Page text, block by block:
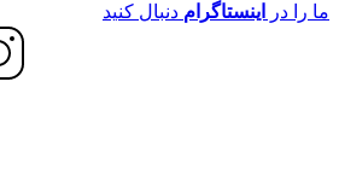
ما را در
اینستاگرام دنبال کنید